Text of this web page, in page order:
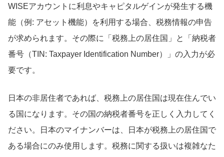
WISEアカウントに利息やキャピタルゲインが発生する機
能（例: アセット機能）を利用する場合、税務情報の申告
が求められます。その際に「税務上の居住国」と「納税者
番号（TIN: Taxpayer Identification Number）」の入力が必
要です。
日本の非居住者であれば、税務上の居住国は現在住んでい
る国になります。その国の納税者番号を正しく入力してく
ださい。日本のマイナンバーは、日本が税務上の居住国で
ある場合にのみ使用します。税務に関する扱いは複雑なた